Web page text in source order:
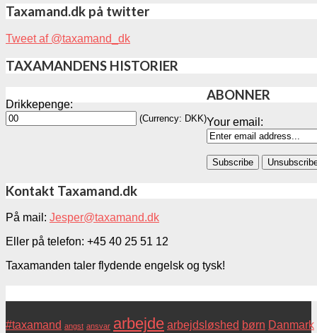
Taxamand.dk på twitter
Tweet af @taxamand_dk
TAXAMANDENS HISTORIER
Drikkepenge:
(Currency: DKK)
ABONNER
Your email:
Kontakt Taxamand.dk
På mail: Jesper@taxamand.dk
Eller på telefon: +45 40 25 51 12
Taxamanden taler flydende engelsk og tysk!
#taxamand angst ansvar arbejde arbejdsløshed børn Danmark